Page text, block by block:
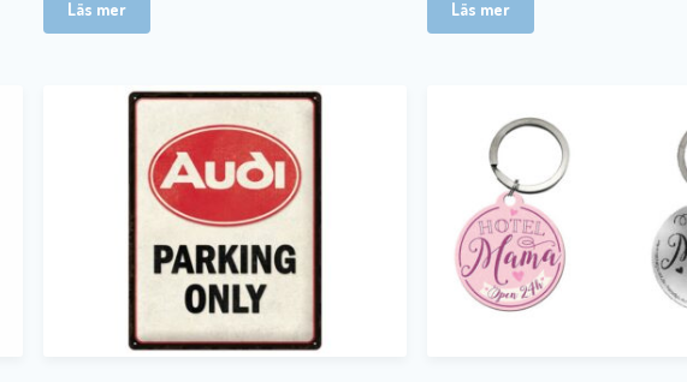
Läs mer Läs mer